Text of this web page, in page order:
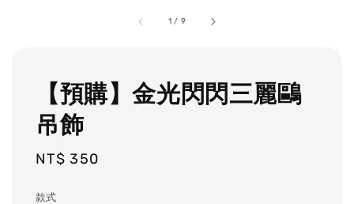
1 / 9
【預購】金光閃閃三麗鷗
吊飾
Regular
NT$ 350
款式